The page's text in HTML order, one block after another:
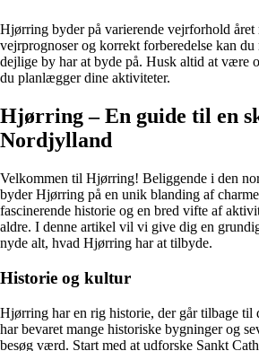
Hjørring byder på varierende vejrforhold
vejrprognoser og korrekt forberedelse kan
dejlige by har at byde på. Husk altid at være
du planlægger dine aktiviteter.
Hjørring – En guide til en
Nordjylland
Velkommen til Hjørring! Beliggende i den
byder Hjørring på en unik blanding af
fascinerende historie og en bred vifte af
aldre. I denne artikel vil vi give dig en
nyde alt, hvad Hjørring har at tilbyde.
Historie og kultur
Hjørring har en rig historie, der går tilbage til
har bevaret mange historiske bygninger og
besøg værd. Start med at udforske Sankt